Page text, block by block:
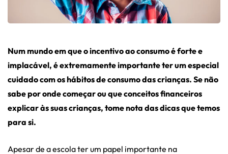
Num mundo em que o incentivo ao consumo é forte e
implacável, é extremamente importante ter um especial
cuidado com os hábitos de consumo das crianças. Se não
sabe por onde começar ou que conceitos financeiros
explicar às suas crianças, tome nota das dicas que temos
para si.
Apesar de a escola ter um papel importante na